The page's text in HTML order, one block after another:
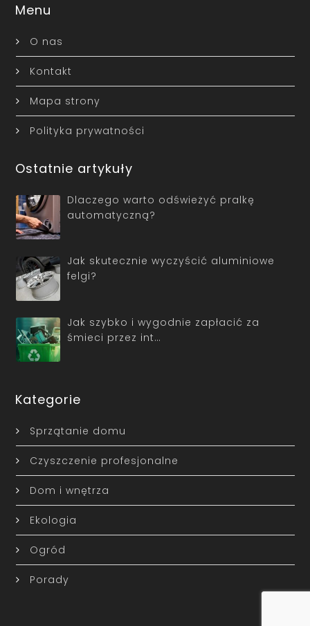
Menu
O nas
Kontakt
Mapa strony
Polityka prywatności
Ostatnie artykuły
Dlaczego warto odświeżyć pralkę
automatyczną?
Jak skutecznie wyczyścić aluminiowe
felgi?
Jak szybko i wygodnie zapłacić za
śmieci przez int…
Kategorie
Sprzątanie domu
Czyszczenie profesjonalne
Dom i wnętrza
Ekologia
Ogród
Porady